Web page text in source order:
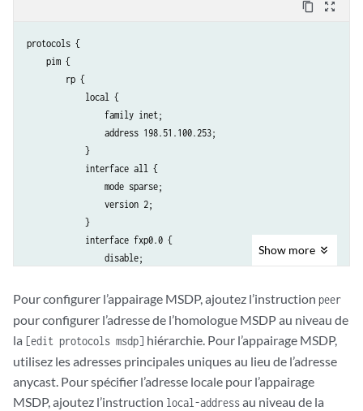
content_copy zoom_out_map
protocols {
    pim {
        rp {
            local {
                family inet;
                address 198.51.100.253;
            }
            interface all {
                mode sparse;
                version 2;
            }
            interface fxp0.0 {
                disable;
        }
Show more
Pour configurer l’appairage MSDP, ajoutez l’instruction peer
pour configurer l’adresse de l’homologue MSDP au niveau de
la [edit protocols msdp] hiérarchie. Pour l’appairage MSDP,
utilisez les adresses principales uniques au lieu de l’adresse
anycast. Pour spécifier l’adresse locale pour l’appairage
MSDP, ajoutez l’instruction local-addressau niveau de la